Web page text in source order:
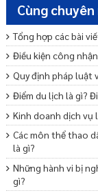
Cùng chuyên
Tổng hợp các bài
Điều kiện công
Quy định pháp luật
Điểm du lịch là gì?
Kinh doanh dịch vụ
Các môn thể thao
là gì?
Những hành vi bị
gì?